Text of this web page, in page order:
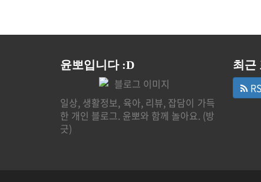
윤뽀입니다 :D
일상, 생활정보, 육아, 리뷰, 잡담이 가득
한 개인 블로그. 윤뽀와 함께 놀아요. (방
긋)
최근